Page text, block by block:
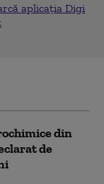
aplicația Digi
din
de